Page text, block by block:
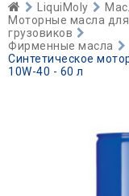
LiquiMoly
Моторные масла
грузовиков
Фирменные масла
Синтетическое
10W-40 - 60 л